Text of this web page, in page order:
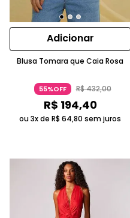
Adicionar
Blusa Tomara que Caia Rosa
55%OFF R$432,00
R$ 194,40
ou 3x de R$ 64,80 sem juros